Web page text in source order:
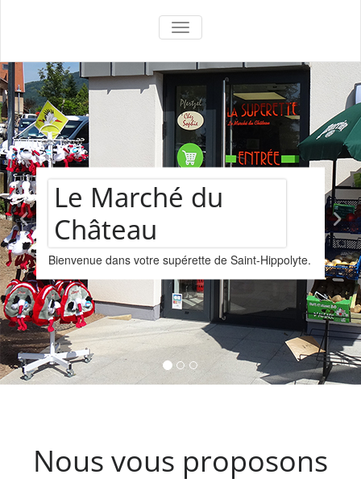
La Superette –
le marché du
château
AFFICHER/MASQUER LA
de Saint-Hippolyte.
vins
Nous vous proposons un
provenant de la cave Les
Kintzheim-St-Hippolyte.
Nous vous proposons